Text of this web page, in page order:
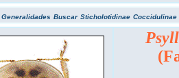
Generalidades Buscar Sticholotidinae Coccidulinae